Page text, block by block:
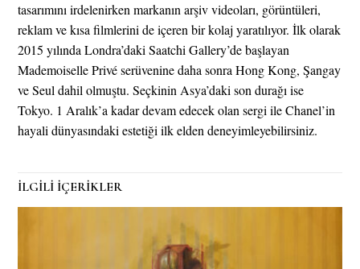
tasarımını irdelenirken markanın arşiv videoları, görüntüleri,
reklam ve kısa filmlerini de içeren bir kolaj yaratılıyor. İlk olarak
2015 yılında Londra’daki Saatchi Gallery’de başlayan
Mademoiselle Privé serüvenine daha sonra Hong Kong, Şangay
ve Seul dahil olmuştu. Seçkinin Asya’daki son durağı ise
Tokyo. 1 Aralık’a kadar devam edecek olan sergi ile Chanel’in
hayali dünyasındaki estetiği ilk elden deneyimleyebilirsiniz.
İLGİLİ İÇERİKLER